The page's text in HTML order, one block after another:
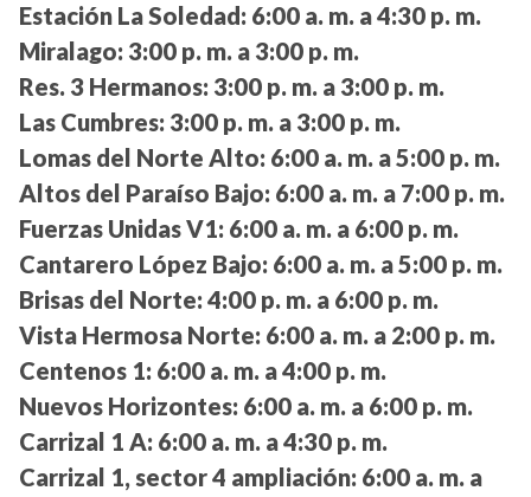
Estación La Soledad: 6:00 a. m. a 4:30 p. m.
Miralago: 3:00 p. m. a 3:00 p. m.
Res. 3 Hermanos: 3:00 p. m. a 3:00 p. m.
Las Cumbres: 3:00 p. m. a 3:00 p. m.
Lomas del Norte Alto: 6:00 a. m. a 5:00 p. m.
Altos del Paraíso Bajo: 6:00 a. m. a 7:00 p. m.
Fuerzas Unidas V1: 6:00 a. m. a 6:00 p. m.
Cantarero López Bajo: 6:00 a. m. a 5:00 p. m.
Brisas del Norte: 4:00 p. m. a 6:00 p. m.
Vista Hermosa Norte: 6:00 a. m. a 2:00 p. m.
Centenos 1: 6:00 a. m. a 4:00 p. m.
Nuevos Horizontes: 6:00 a. m. a 6:00 p. m.
Carrizal 1 A: 6:00 a. m. a 4:30 p. m.
Carrizal 1, sector 4 ampliación: 6:00 a. m. a